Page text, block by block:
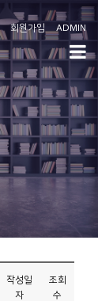
회원가입 ADMIN
작성일
자
조회
수